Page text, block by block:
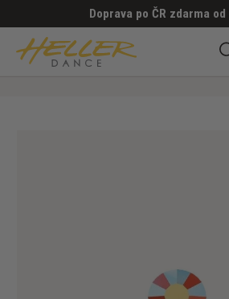
PŘESKOČIT NA OBSAH
Doprava po ČR zdarma od